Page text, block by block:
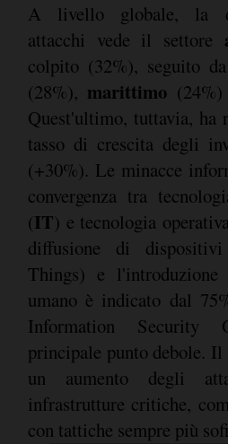
A livello globale, la
attacchi vede il settore
colpito (32%), seguito
(28%), marittimo(24%)
Quest'ultimo, tuttavia,
tasso di crescita degli
(+30%). Le minacce
convergenza tra
(IT) e tecnologia
diffusione di dispositivi
Things) e l'introduzione
umano è indicato dal
Information
principale punto debole. Il
un aumento degli
infrastrutture critiche,
con tattiche sempre più